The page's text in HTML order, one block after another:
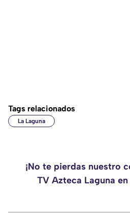
Tags relacionados
La Laguna
¡No te pierdas nuestro
TV Azteca Laguna